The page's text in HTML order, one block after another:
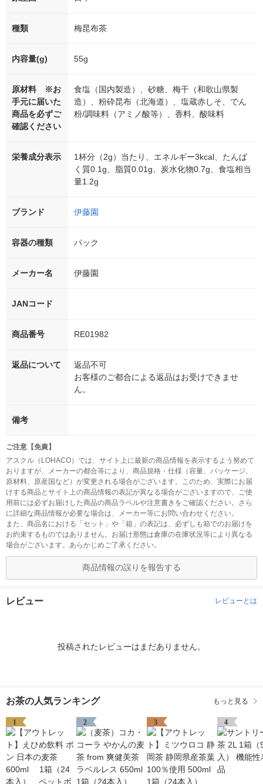
種類 梅昆布茶
内容量(g) 55g
原材料 ※お
手元に届いた
商品を必ずご
確認ください
食塩（国内製造）、砂糖、梅干（和歌山県製
造）、粉砕昆布（北海道）、塩蔵赤しそ、でん
粉/調味料（アミノ酸等）、香料、酸味料
栄養成分表示
1杯分（2g）当たり、エネルギー3kcal、たんぱ
く質0.1g、脂質0.01g、炭水化物0.7g、食塩相当
量1.2g
ブランド 伊藤園
容器の種類 パック
メーカー名 伊藤園
JANコード
商品番号 RE01982
返品について
返品不可
お客様のご都合による返品はお受けできませ
ん。
備考
ご注意【免責】
アスクル（LOHACO）では、サイト上に最新の商品情報を表示するよう努めて
おりますが、メーカーの都合等により、商品規格・仕様（容量、パッケージ、
原材料、原産国など）が変更される場合がございます。このため、実際にお届
けする商品とサイト上の商品情報の表記が異なる場合がございますので、ご使
用前には必ずお届けした商品の商品ラベルや注意書きをご確認ください。さら
に詳細な商品情報が必要な場合は、メーカー等にお問い合わせください。
また、商品名における「セット」や「箱」の表記は、必ずしも箱でのお届けを
お約束するものではありません。お届け形態は倉庫の在庫状況等により異なる
場合がございます。あらかじめご了承ください。
商品情報の誤りを報告する
レビュー レビューとは
投稿されたレビューはまだありません。
お茶の人気ランキング もっと見る
1 2 3 4